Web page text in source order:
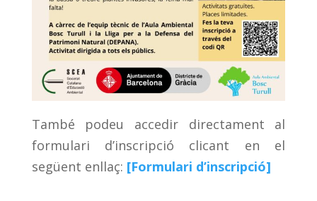
També podeu accedir directament al
formulari d’inscripció clicant en el
següent enllaç: [Formulari d’inscripció]